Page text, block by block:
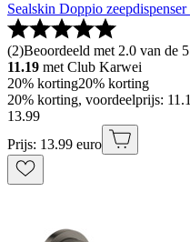
Sealskin Doppio
(2)Beoordeeld met 2.0 van de
11.19 met Club Karwei
20% korting20% korting
20% korting, voordeelprijs:
13.99
Prijs: 13.99 euro